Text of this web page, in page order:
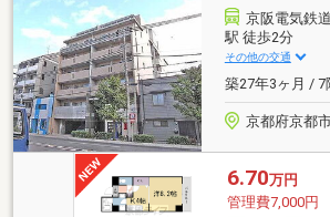
京阪電気鉄
駅 徒歩2分
その他の交通
築27年3ヶ月 / 7
京都府京都
6.70万円
管理費7,000円